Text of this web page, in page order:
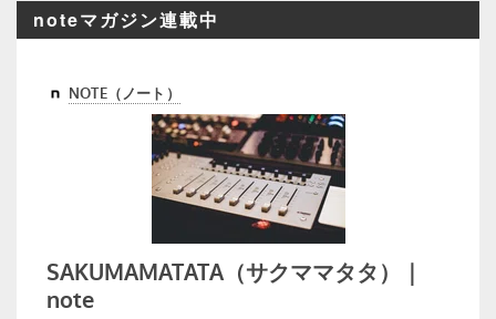
noteマガジン連載中